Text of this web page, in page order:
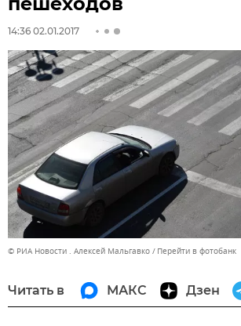
14:36 02.01.2017
© РИА Новости . Алексей Мальгавко Перейти в фотобанк
Читать в МАКС Дзен